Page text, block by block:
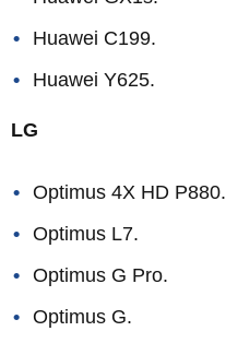
Huawei C199.
Huawei Y625.
LG
Optimus 4X HD P880.
Optimus L7.
Optimus G Pro.
Optimus G.